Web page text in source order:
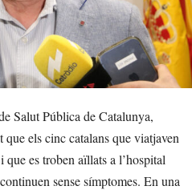
Salut Pública de Catalunya,
els cinc catalans que viatjaven
es troben aïllats a l’hospital
sense símptomes. En una